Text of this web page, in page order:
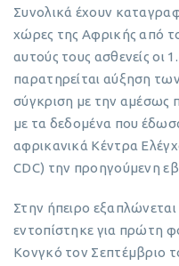
Συνολικά έχουν
χώρες της Αφρικής από
αυτούς τους ασθενείς οι
παρατηρείται αύξηση
σύγκριση με την αμέσως
με τα δεδομένα που
αφρικανικά Κέντρα
CDC) την προηγούμενη
Στην ήπειρο
εντοπίστηκε για πρώτη
Κονγκό τον Σεπτέμβριο